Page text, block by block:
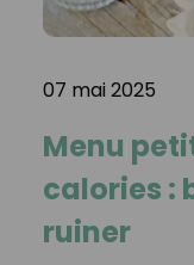
07 mai 2025
Menu
calories :
ruiner